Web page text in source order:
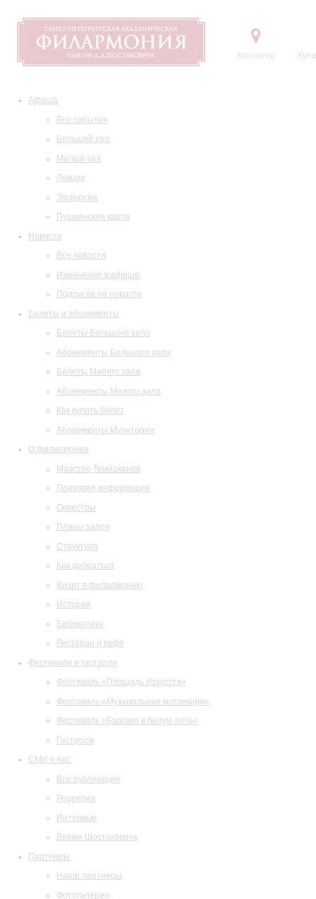
Контакты
Афиша
Все события
Большой зал
Малый зал
Лекции
Экскурсии
Пушкинская карта
Новости
Все новости
Изменения в афише
Подписка на новости
Билеты и абонементы
Билеты Большого зала
Абонементы Большого зала
Билеты Малого зала
Абонементы Малого зала
Как купить билет
Абонементы Музитория
О филармонии
Маэстро Темирканов
Правовая информация
Оркестры
Планы залов
Структура
Как добраться
Визит в филармонию
История
Библиотека
Ресторан и кафе
Фестивали и гастроли
Фестиваль «Площадь Искусств»
Фестиваль «Музыкальная коллекция»
Фестиваль «Барокко в белую ночь»
Гастроли
СМИ о нас
Все публикации
Рецензии
Интервью
Время Шостаковича
Партнеры
Наши партнеры
Фотогалерея